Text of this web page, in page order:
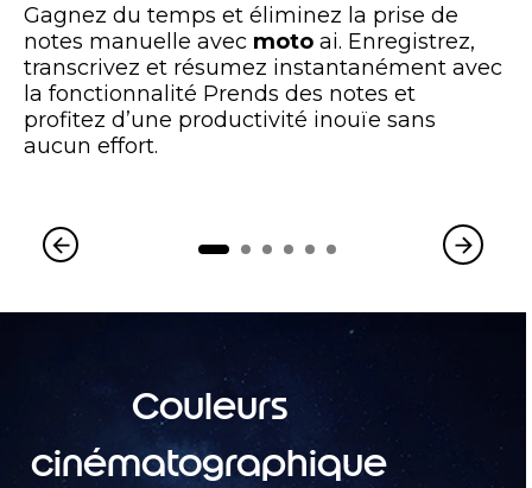
Gagnez du temps et éliminez la prise de
notes manuelle avec moto ai. Enregistrez,
transcrivez et résumez instantanément avec
la fonctionnalité Prends des notes et
profitez d’une productivité inouïe sans
aucun effort.
Couleurs
cinématographique